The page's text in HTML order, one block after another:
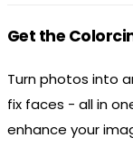
Get the
Turn photos into
fix faces - all in
enhance your